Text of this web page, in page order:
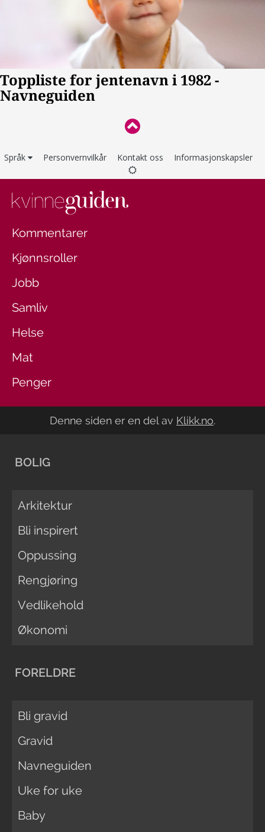
Språk Personvernvilkår Kontakt oss Informasjonskapsler
Kommentarer
Kjønnsroller
Jobb
Samliv
Helse
Mat
Penger
Denne siden er en del av Klikk.no.
BOLIG
Arkitektur
Bli inspirert
Oppussing
Rengjøring
Vedlikehold
Økonomi
FORELDRE
Bli gravid
Gravid
Navneguiden
Uke for uke
Baby